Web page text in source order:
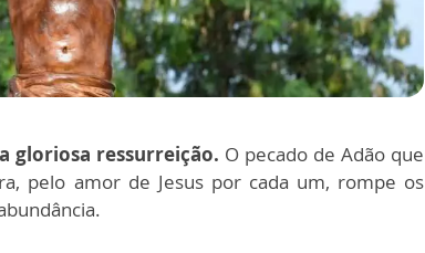
gloriosa ressurreição. O pecado de Adão que
pelo amor de Jesus por cada um, rompe os